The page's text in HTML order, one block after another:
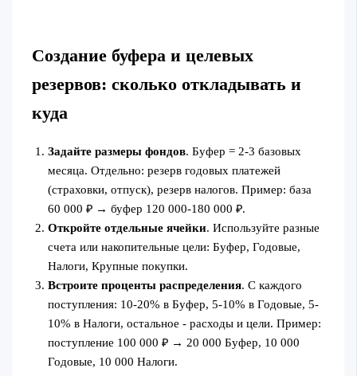
Создание буфера и целевых
резервов: сколько откладывать и
куда
Задайте размеры фондов. Буфер = 2-3 базовых
месяца. Отдельно: резерв годовых платежей
(страховки, отпуск), резерв налогов. Пример: база
60 000 ₽ → буфер 120 000-180 000 ₽.
Откройте отдельные ячейки. Используйте разные
счета или накопительные цели: Буфер, Годовые,
Налоги, Крупные покупки.
Встроите проценты распределения. С каждого
поступления: 10-20% в Буфер, 5-10% в Годовые, 5-
10% в Налоги, остальное - расходы и цели. Пример:
поступление 100 000 ₽ → 20 000 Буфер, 10 000
Годовые, 10 000 Налоги.